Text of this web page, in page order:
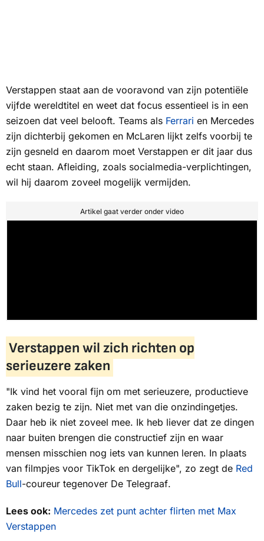
Verstappen staat aan de vooravond van zijn potentiële
vijfde wereldtitel en weet dat focus essentieel is in een
seizoen dat veel belooft. Teams als Ferrari en Mercedes
zijn dichterbij gekomen en McLaren lijkt zelfs voorbij te
zijn gesneld en daarom moet Verstappen er dit jaar dus
echt staan. Afleiding, zoals socialmedia-verplichtingen,
wil hij daarom zoveel mogelijk vermijden.
Artikel gaat verder onder video
Verstappen wil zich richten op
serieuzere zaken
"Ik vind het vooral fijn om met serieuzere, productieve
zaken bezig te zijn. Niet met van die onzindingetjes.
Daar heb ik niet zoveel mee. Ik heb liever dat ze dingen
naar buiten brengen die constructief zijn en waar
mensen misschien nog iets van kunnen leren. In plaats
van filmpjes voor TikTok en dergelijke", zo zegt de Red
Bull-coureur tegenover De Telegraaf.
Lees ook: Mercedes zet punt achter flirten met Max
Verstappen